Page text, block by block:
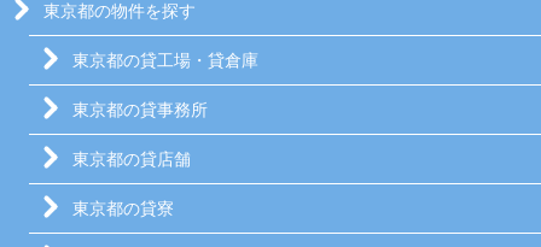
東京都の物件を探す
東京都の貸工場・貸倉庫
東京都の貸事務所
東京都の貸店舗
東京都の貸寮